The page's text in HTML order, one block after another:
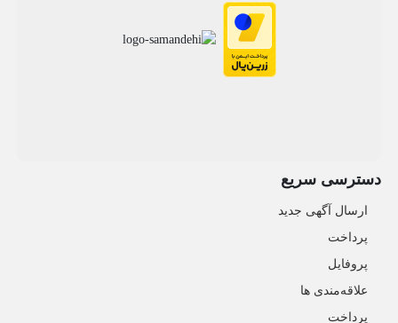
دسترسی سریع
ارسال آگهی جدید
پرداخت
پروفایل
علاقه‌مندی ها
پرداخت